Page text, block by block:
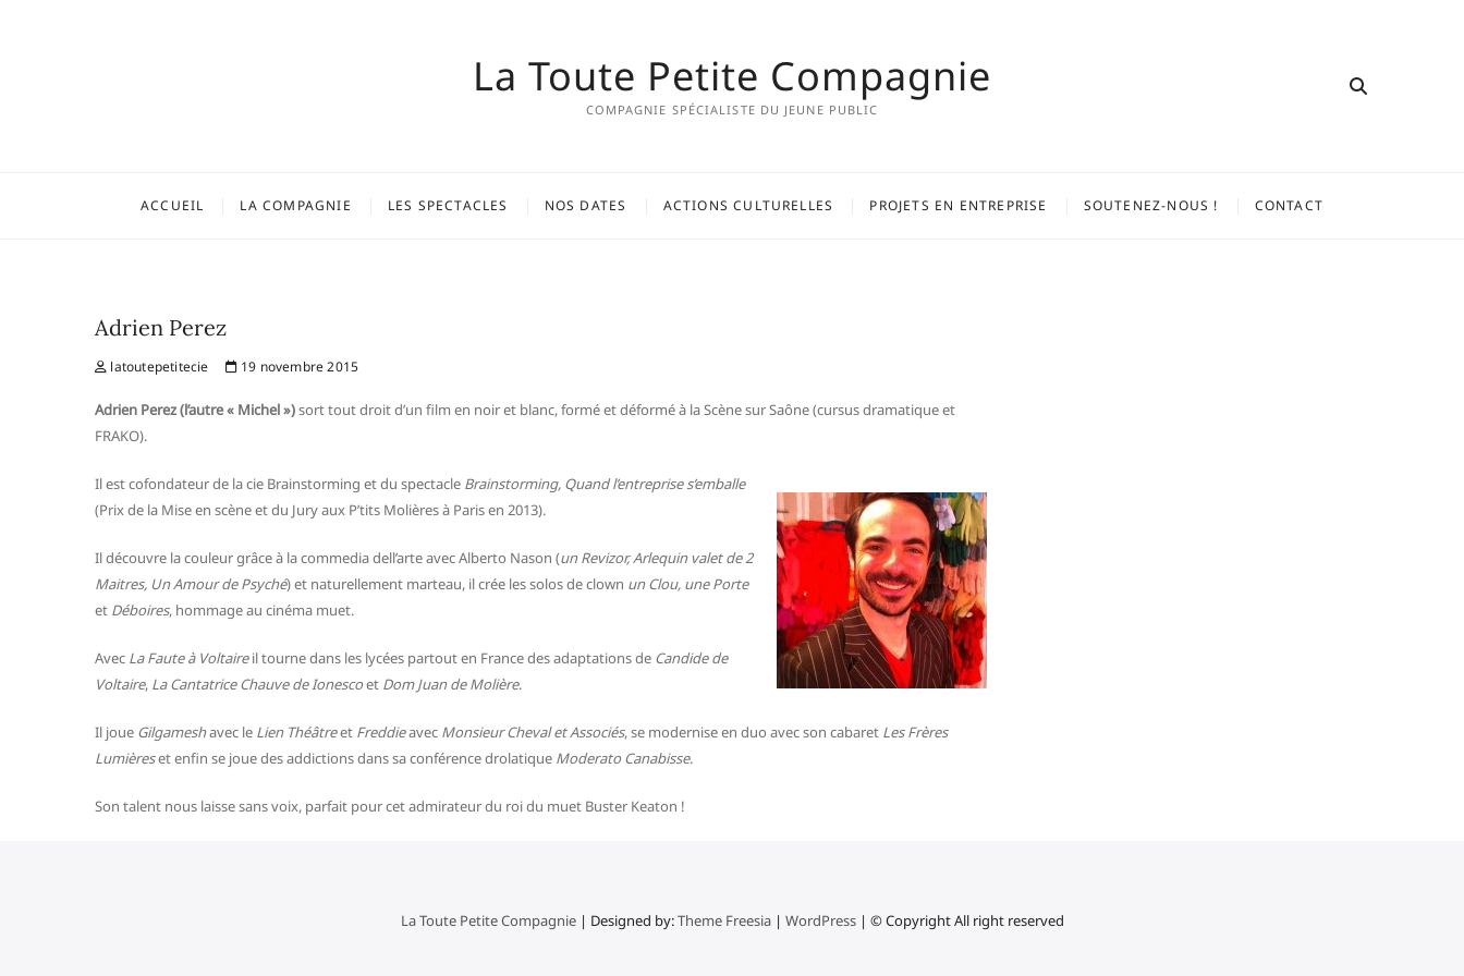
La Toute Petite Compagnie
COMPAGNIE SPÉCIALISTE DU JEUNE PUBLIC
ACCUEIL LA COMPAGNIE LES SPECTACLES NOS DATES ACTIONS CULTURELLES PROJETS EN ENTREPRISE SOUTENEZ-NOUS ! CONTACT
Adrien Perez
latoutepetitecie 19 novembre 2015
Adrien Perez (l’autre « Michel »)sort tout droit d’un film en noir et blanc, formé et déformé à la Scène sur Saône (cursus dramatique et
FRAKO).
Il est cofondateur de la cie Brainstorming et du spectacle Brainstorming, Quand l’entreprise s’emballe
(Prix de la Mise en scène et du Jury aux P’tits Molières à Paris en 2013).
Il découvre la couleur grâce à la commedia dell’arte avec Alberto Nason (un Revizor, Arlequin valet de 2
Maitres, Un Amour de Psyché) et naturellement marteau, il crée les solos de clown un Clou, une Porte
et Déboires, hommage au cinéma muet.
Avec La Faute à Voltaireil tourne dans les lycées partout en France des adaptations de Candide de
Voltaire, La Cantatrice Chauve de Ionescoet Dom Juan de Molière.
Il joue Gilgameshavec le Lien Théâtreet Freddieavec Monsieur Cheval et Associés, se modernise en duo avec son cabaret Les Frères
Lumièreset enfin se joue des addictions dans sa conférence drolatique Moderato Canabisse.
Son talent nous laisse sans voix, parfait pour cet admirateur du roi du muet Buster Keaton !
La Toute Petite Compagnie| Designed by:Theme Freesia| WordPress| © Copyright All right reserved